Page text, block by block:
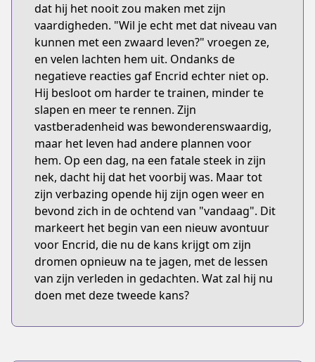
dat hij het nooit zou maken met zijn
vaardigheden. "Wil je echt met dat niveau van
kunnen met een zwaard leven?" vroegen ze,
en velen lachten hem uit. Ondanks de
negatieve reacties gaf Encrid echter niet op.
Hij besloot om harder te trainen, minder te
slapen en meer te rennen. Zijn
vastberadenheid was bewonderenswaardig,
maar het leven had andere plannen voor
hem. Op een dag, na een fatale steek in zijn
nek, dacht hij dat het voorbij was. Maar tot
zijn verbazing opende hij zijn ogen weer en
bevond zich in de ochtend van "vandaag". Dit
markeert het begin van een nieuw avontuur
voor Encrid, die nu de kans krijgt om zijn
dromen opnieuw na te jagen, met de lessen
van zijn verleden in gedachten. Wat zal hij nu
doen met deze tweede kans?